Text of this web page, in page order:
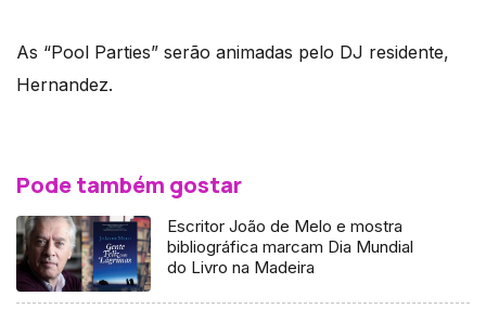
As “Pool Parties” serão animadas pelo DJ residente,
Hernandez.
Pode também gostar
Escritor João de Melo e mostra
bibliográfica marcam Dia Mundial
do Livro na Madeira